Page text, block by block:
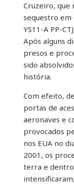
Cruzeiro, que
sequestro em
YS11-A PP-
Após alguns
presos e
sido
história.
Com efeito,
portas de
aeronaves e
provocados
nos EUA no
2001, os
terra e dentro